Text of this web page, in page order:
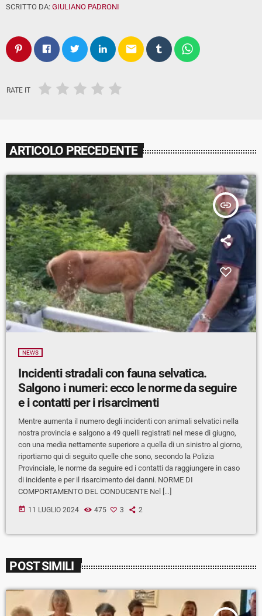
SCRITTO DA: GIULIANO PADRONI
email
RATE IT
ARTICOLO PRECEDENTE
insert_link
NEWS
Incidenti stradali con fauna selvatica.
Salgono i numeri: ecco le norme da seguire
e i contatti per i risarcimenti
Mentre aumenta il numero degli incidenti con animali selvatici nella
nostra provincia e salgono a 49 quelli registrati nel mese di giugno,
con una media nettamente superiore a quella di un sinistro al giorno,
riportiamo qui di seguito quelle che sono, secondo la Polizia
Provinciale, le norme da seguire ed i contatti da raggiungere in caso
di incidente e per il risarcimento dei danni. NORME DI
COMPORTAMENTO DEL CONDUCENTE Nel […]
today 11 LUGLIO 2024 475 3 2
POST SIMILI